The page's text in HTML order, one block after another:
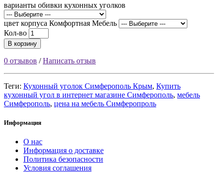
варианты обивки кухонных уголков
цвет корпуса Комфортная Мебель
Кол-во
В корзину
0 отзывов /Написать отзыв
Теги: Кухонный уголок Симферополь Крым, Купить
кухонный угол в интернет магазине Симферополь, мебель
Симферополь, цена на мебель Симферопроль
Информация
О нас
Информация о доставке
Политика безопасности
Условия соглашения